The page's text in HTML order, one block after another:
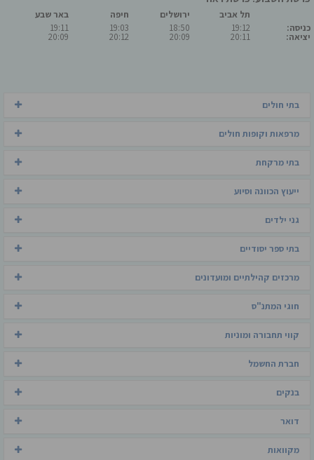
כניסה:
יציאה:
תל אביב
19:12
20:11
ירושלים
18:50
20:09
חיפה
19:03
20:12
באר שבע
19:11
20:09
בתי חולים
מרפאות וקופות חולים
בתי מרקחת
ייעוץ הכוונה וסיוע
גני ילדים
בתי ספר יסודיים
מרכזים קהילתיים ומועדונים
חוגי המתנ"ס
קווי תחבורה ומוניות
חברת החשמל
בנקים
דואר
מקוואות